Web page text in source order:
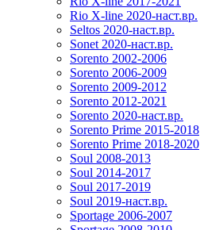
Rio X-line 2020-наст.вр.
Seltos 2020-наст.вр.
Sonet 2020-наст.вр.
Sorento 2002-2006
Sorento 2006-2009
Sorento 2009-2012
Sorento 2012-2021
Sorento 2020-наст.вр.
Sorento Prime 2015-2018
Sorento Prime 2018-2020
Soul 2008-2013
Soul 2014-2017
Soul 2017-2019
Soul 2019-наст.вр.
Sportage 2006-2007